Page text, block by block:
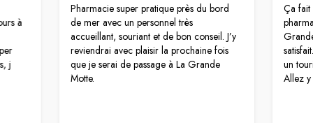
à
j
Pharmacie super pratique près du bord
de mer avec un personnel très
accueillant, souriant et de bon conseil. J’y
reviendrai avec plaisir la prochaine fois
que je serai de passage à La Grande
Motte.
Ça fait
un
Allez